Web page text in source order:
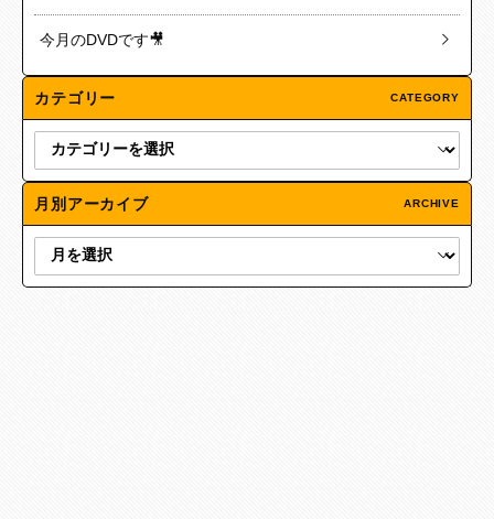
今月のDVDです🎥
カテゴリー CATEGORY
月別アーカイブ ARCHIVE